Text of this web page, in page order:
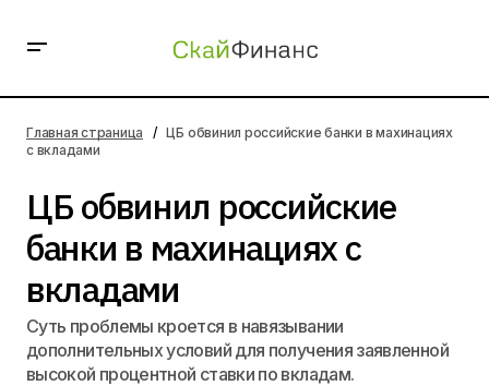
вкладами
Главная страница
ЦБ обвинил российские банки в махинациях
с вкладами
ЦБ обвинил российские
банки в махинациях с
вкладами
Суть проблемы кроется в навязывании
дополнительных условий для получения заявленной
высокой процентной ставки по вкладам.